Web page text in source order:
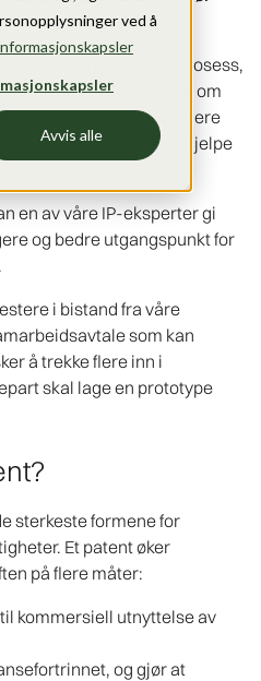
ved å
Avvis alle
av en teknologi eller prosess,
er noe helt nytt. Les mer om
det er viktig å vurdere
og få tips som kan hjelpe
en av våre IP-eksperter gi
og bedre utgangspunkt for
i bistand fra våre
som kan
å trekke flere inn i
skal lage en prototype
sterkeste formene for
Et patent øker
på flere måter:
kommersiell utnyttelse av
og gjør at